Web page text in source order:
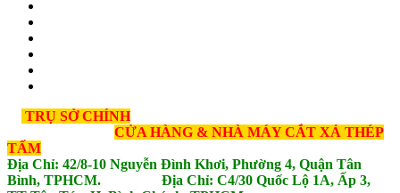
TRỤ SỞ CHÍNH
CỬA HÀNG & NHÀ MÁY CẮT XẢ THÉP
TẤM
Địa Chỉ: 42/8-10 Nguyễn Đình Khơi, Phường 4, Quận Tân
Bình, TPHCM. Địa Chỉ: C4/30 Quốc Lộ 1A, Ấp 3,